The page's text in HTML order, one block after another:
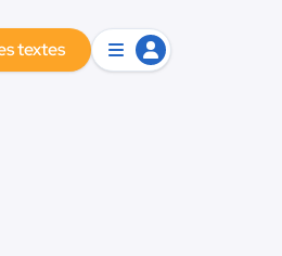
textes